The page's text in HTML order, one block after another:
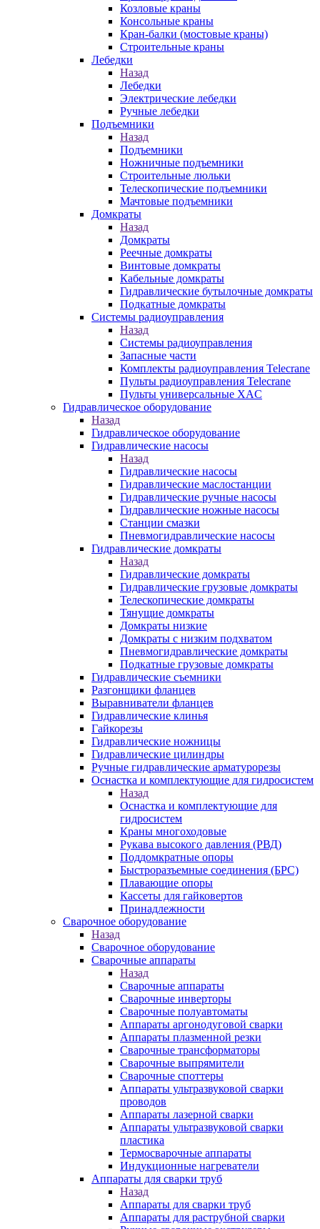
Козловые краны
Консольные краны
Кран-балки (мостовые краны)
Строительные краны
Лебедки
Назад
Лебедки
Электрические лебедки
Ручные лебедки
Подъемники
Назад
Подъемники
Ножничные подъемники
Строительные люльки
Телескопические подъемники
Мачтовые подъемники
Домкраты
Назад
Домкраты
Реечные домкраты
Винтовые домкраты
Кабельные домкраты
Гидравлические бутылочные домкраты
Подкатные домкраты
Системы радиоуправления
Назад
Системы радиоуправления
Запасные части
Комплекты радиоуправления Telecrane
Пульты радиоуправления Telecrane
Пульты универсальные XAC
Гидравлическое оборудование
Назад
Гидравлическое оборудование
Гидравлические насосы
Назад
Гидравлические насосы
Гидравлические маслостанции
Гидравлические ручные насосы
Гидравлические ножные насосы
Станции смазки
Пневмогидравлические насосы
Гидравлические домкраты
Назад
Гидравлические домкраты
Гидравлические грузовые домкраты
Телескопические домкраты
Тянущие домкраты
Домкраты низкие
Домкраты с низким подхватом
Пневмогидравлические домкраты
Подкатные грузовые домкраты
Гидравлические съемники
Разгонщики фланцев
Выравниватели фланцев
Гидравлические клинья
Гайкорезы
Гидравлические ножницы
Гидравлические цилиндры
Ручные гидравлические арматурорезы
Оснастка и комплектующие для гидросистем
Назад
Оснастка и комплектующие для
гидросистем
Краны многоходовые
Рукава высокого давления (РВД)
Поддомкратные опоры
Быстроразъемные соединения (БРС)
Плавающие опоры
Кассеты для гайковертов
Принадлежности
Сварочное оборудование
Назад
Сварочное оборудование
Сварочные аппараты
Назад
Сварочные аппараты
Сварочные инверторы
Сварочные полуавтоматы
Аппараты аргонодуговой сварки
Аппараты плазменной резки
Сварочные трансформаторы
Сварочные выпрямители
Сварочные споттеры
Аппараты ультразвуковой сварки
проводов
Аппараты лазерной сварки
Аппараты ультразвуковой сварки
пластика
Термосварочные аппараты
Индукционные нагреватели
Аппараты для сварки труб
Назад
Аппараты для сварки труб
Аппараты для раструбной сварки